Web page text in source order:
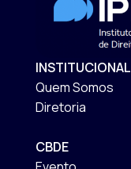
INSTITUCIONAL
Quem Somos
Diretoria
CBDE